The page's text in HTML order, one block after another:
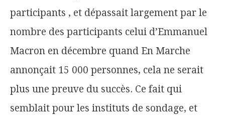
participants , et dépassait largement par le
nombre des participants celui d’Emmanuel
Macron en décembre quand En Marche
annonçait 15 000 personnes, cela ne serait
plus une preuve du succès. Ce fait qui
semblait pour les instituts de sondage, et